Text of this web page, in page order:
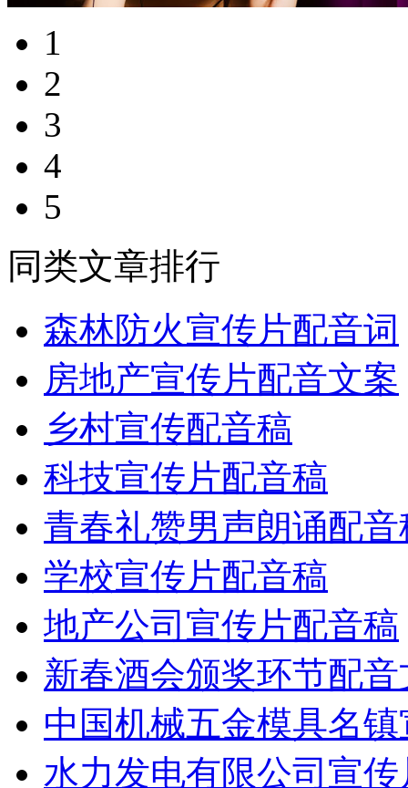
1
2
3
4
5
同类文章排行
森林防火宣传片配音词
房地产宣传片配音文案
乡村宣传配音稿
科技宣传片配音稿
青春礼赞男声朗诵配音
学校宣传片配音稿
地产公司宣传片配音稿
新春酒会颁奖环节配音
中国机械五金模具名
水力发电有限公司宣传